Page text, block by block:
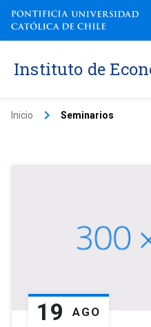
Instituto de
Inicio keyboard_arrow_right Seminarios
19 AGO